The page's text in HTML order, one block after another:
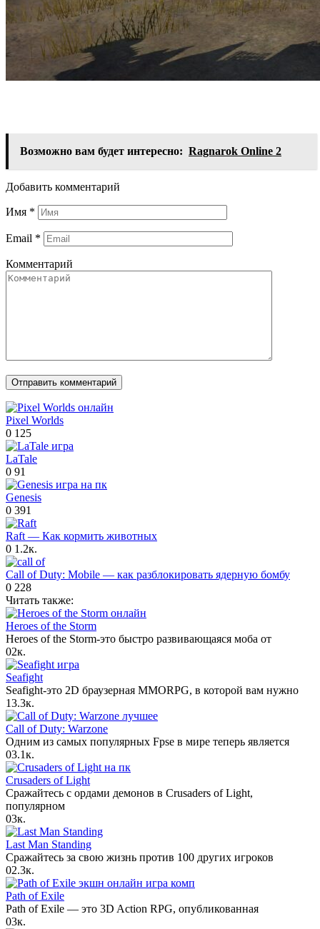
Возможно вам будет интересно: Ragnarok Online 2
Добавить комментарий
Имя *
Email *
Комментарий
Pixel Worlds
0 125
LaTale
0 91
Genesis
0 391
Raft — Как кормить животных
0 1.2к.
Call of Duty: Mobile — как разблокировать ядерную бомбу
0 228
Читать также:
Heroes of the Storm
Heroes of the Storm-это быстро развивающаяся моба от
02к.
Seafight
Seafight-это 2D браузерная MMORPG, в которой вам нужно
13.3к.
Call of Duty: Warzone
Одним из самых популярных Fpse в мире теперь является
03.1к.
Crusaders of Light
Сражайтесь с ордами демонов в Crusaders of Light,
популярном
03к.
Last Man Standing
Сражайтесь за свою жизнь против 100 других игроков
02.3к.
Path of Exile
Path of Exile — это 3D Action RPG, опубликованная
03к.